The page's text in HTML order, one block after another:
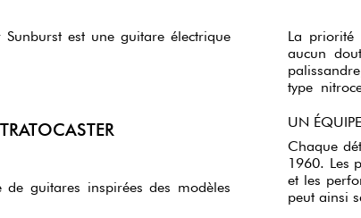
est une guitare électrique
guitares inspirées des modèles
La priorité
aucun
type
UN
Chaque
1960. Les
et les
peut ainsi